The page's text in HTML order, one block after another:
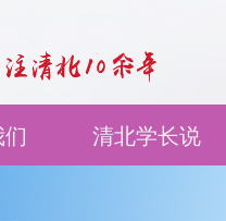
清北学长说